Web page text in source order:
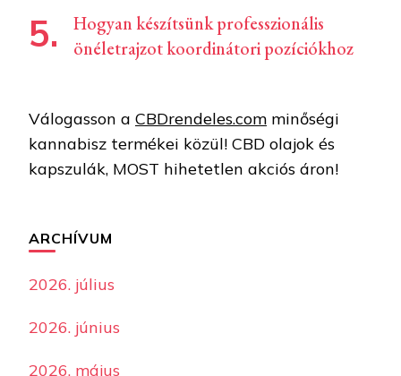
Hogyan készítsünk professzionális
önéletrajzot koordinátori pozíciókhoz
Válogasson a CBDrendeles.com minőségi
kannabisz termékei közül! CBD olajok és
kapszulák, MOST hihetetlen akciós áron!
ARCHÍVUM
2026. július
2026. június
2026. május